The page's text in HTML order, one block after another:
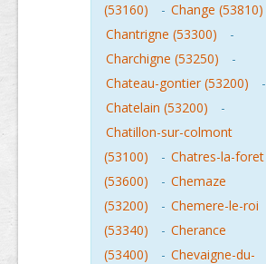
(53160)
- Change (53810)
Chantrigne (53300)
-
Charchigne (53250)
-
Chateau-gontier (53200)
-
Chatelain (53200)
-
Chatillon-sur-colmont
(53100)
- Chatres-la-foret
(53600)
- Chemaze
(53200)
- Chemere-le-roi
(53340)
- Cherance
(53400)
- Chevaigne-du-